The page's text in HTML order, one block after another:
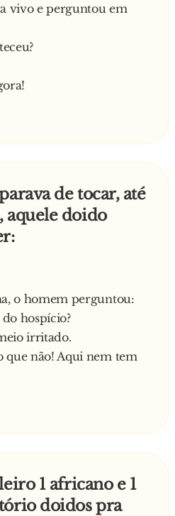
vivo e perguntou em
de tocar, até
aquele doido
o homem perguntou:
hospício?
irritado.
que não! Aqui nem tem
1 africano e 1
doidos pra